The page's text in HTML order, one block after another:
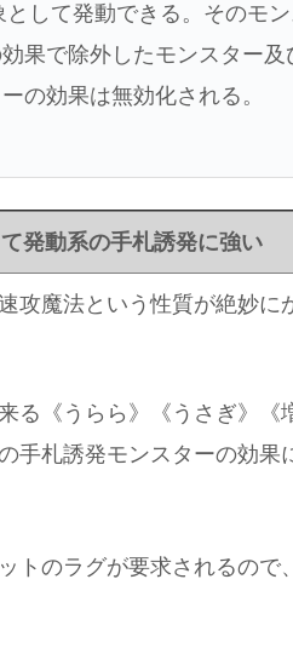
して発動できる。そのモ
果で除外したモンスター及
の効果は無効化される。
発動系の手札誘発に強い
攻魔法という性質が絶妙に
る《うらら》《うさぎ》《
手札誘発モンスターの効果
トのラグが要求されるので